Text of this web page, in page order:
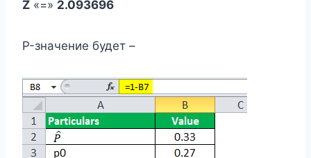
Z «=» 2.093696
P-значение будет –